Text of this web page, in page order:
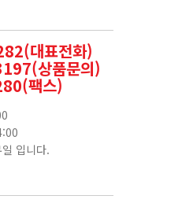
대표전화)
상품문의)
팩스)
입니다.